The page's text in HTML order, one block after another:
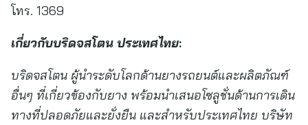
โทร. 1369
เกี่ยวกับบริดจสโตน ประเทศไทย:
บริดจสโตน ผู้นำระดับโลกด้านยางรถยนต์และผลิตภัณฑ์
อื่นๆ ที่เกี่ยวข้องกับยาง พร้อมนำเสนอโซลูชั่นด้านการเดิน
ทางที่ปลอดภัยและยั่งยืน และสำหรับประเทศไทย บริษัท